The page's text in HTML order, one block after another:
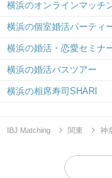
横浜のオンラインマッチ
横浜の個室婚活パーティ
横浜の婚活・恋愛セミナ
横浜の婚活バスツアー
横浜の相席寿司SHARI
IBJ Matching 関東 神